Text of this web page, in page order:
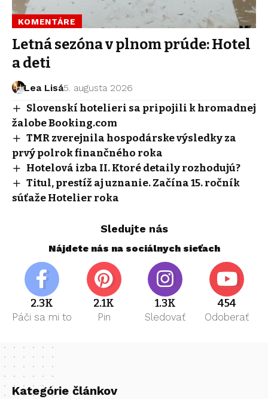
KOMENTÁRE
Letná sezóna v plnom prúde: Hotel
a deti
Lea Lisá5. augusta 2026
Slovenskí hotelieri sa pripojili k hromadnej
žalobe Booking.com
TMR zverejnila hospodárske výsledky za
prvý polrok finančného roka
Hotelová izba II. Ktoré detaily rozhodujú?
Titul, prestíž aj uznanie. Začína 15. ročník
súťaže Hotelier roka
Sledujte nás
Nájdete nás na sociálnych sieťach
2.3K
Páči sa mi to
2.1K
Pin
1.3K
Sledovať
454
Odoberať
Kategórie článkov